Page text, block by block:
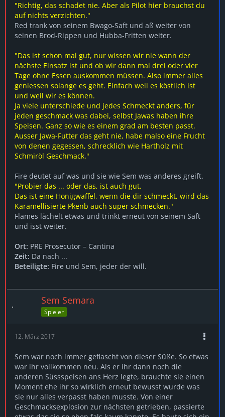
"Richtig, das schadet nie. Aber als Pilot hier brauchst du
auf nichts verzichten."
Red trank von seinem Bwago-Saft und aß weiter von
seinen Brod-Rippen und Hubba-Fritten weiter.
"Das ist schon mal gut, nur wissen wir nie wann der
nächste Einsatz ist und ob wir dann mal drei oder vier
Tage ohne Essen auskommen müssen. Also immer alles
geniessen solange es geht. Einfach weil es köstlich ist
und weil wir es können.
Ja viele unterschiede und jedes Schmeckt anders, für
jeden geschmack was dabei, selbst Jawas haben ihre
Speisen. Ganz so wie es einem grad am besten passt.
Ausser Jawa-Futter das geht nie, habe malso eine Frucht
von denen gegessen, schrecklich wie Hartholz mit
Schmiröl Geschmack."
Fire deutet auf was und sie wie Sem was anderes greift.
"Probier das ... oder das, ist auch gut.
Das ist eine Honigwaffel, wenn die dir schmeckt, wird das
Karamellisierte Pkenb auch super schmecken."
Flames lächelt etwas und trinkt erneut von seinem Saft
und isst weiter.
Ort: PRE Prosecutor – Cantina
Zeit: Da nach ...
Beteiligte: Fire und Sem, jeder der will.
Sem Semara
Spieler
12. März 2017
Sem war noch immer geflascht von dieser Süße. So etwas
war ihr vollkommen neu. Als er ihr dann noch die
anderen Süssspeisen ans Herz legte, brauchte sie einen
Moment ehe ihr so wirklich erneut bewusst wurde was
sie nur alles verpasst haben musste. Von einer
Geschmacksexplosion zur nächsten getrieben, passierte